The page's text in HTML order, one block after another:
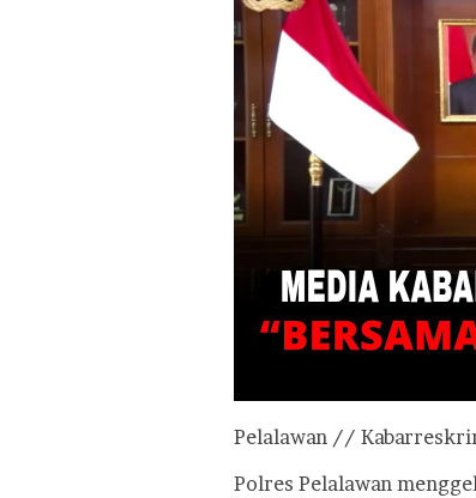
Pelalawan //
Polres Pelalawan